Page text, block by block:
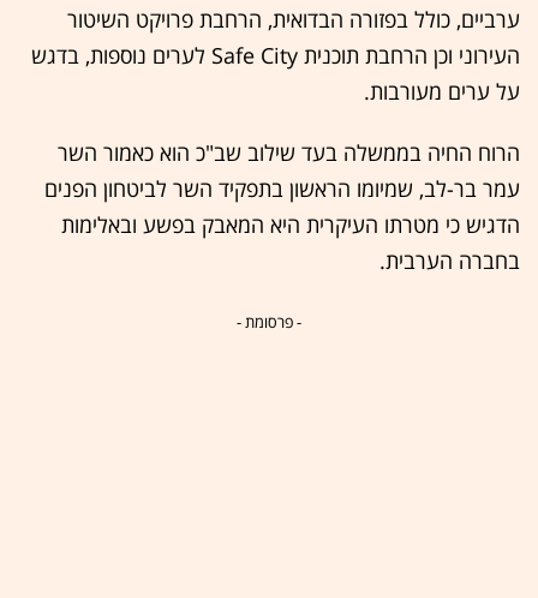
ערביים, כולל בפזורה הבדואית, הרחבת פרויקט השיטור
העירוני וכן הרחבת תוכנית Safe City לערים נוספות, בדגש
על ערים מעורבות.
הרוח החיה בממשלה בעד שילוב שב"כ הוא כאמור השר
עמר בר-לב, שמיומו הראשון בתפקיד השר לביטחון הפנים
הדגיש כי מטרתו העיקרית היא המאבק בפשע ובאלימות
בחברה הערבית.
- פרסומת -